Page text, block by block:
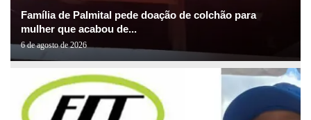
Família de Palmital pede doação de colchão para
mulher que acabou de...
6 de agosto de 2026